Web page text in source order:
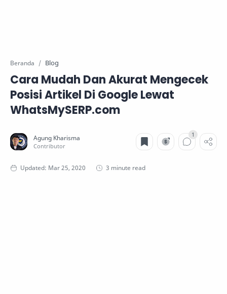
Beranda Blog
Cara Mudah Dan Akurat Mengecek
Posisi Artikel Di Google Lewat
WhatsMySERP.com
3 minute read